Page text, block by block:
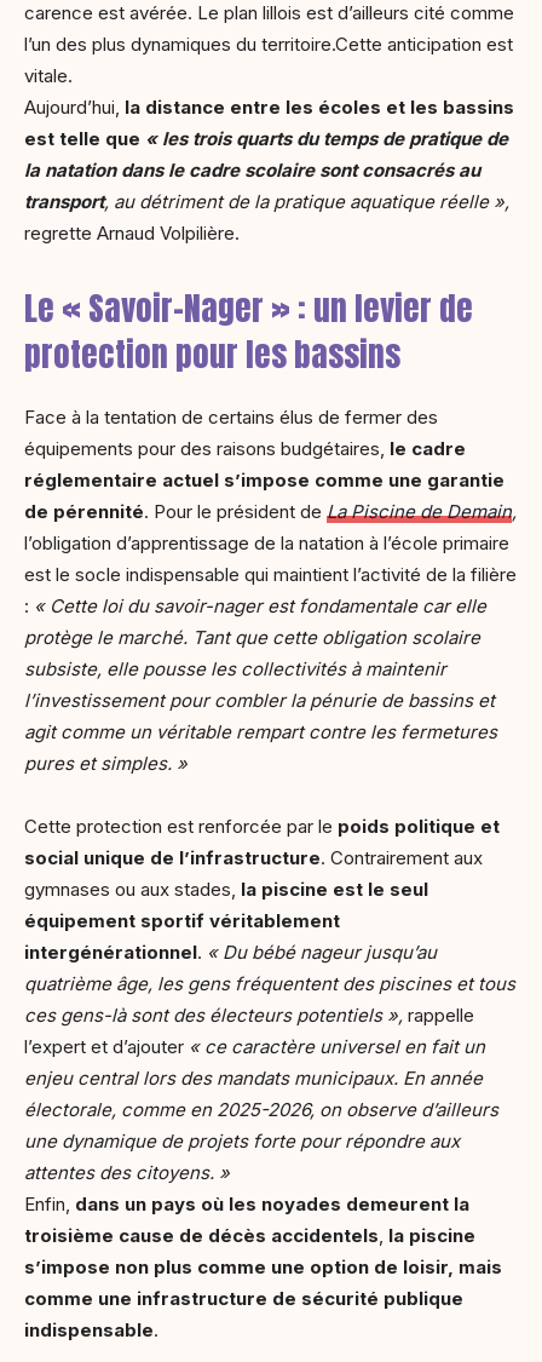
carence est avérée. Le plan lillois est d’ailleurs cité comme
l’un des plus dynamiques du territoire.Cette anticipation est
vitale.
Aujourd’hui, la distance entre les écoles et les bassins
est telle que « les trois quarts du temps de pratique de
la natation dans le cadre scolaire sont consacrés au
transport, au détriment de la pratique aquatique réelle »,
regrette Arnaud Volpilière.
Le « Savoir-Nager » : un levier de
protection pour les bassins
Face à la tentation de certains élus de fermer des
équipements pour des raisons budgétaires, le cadre
réglementaire actuel s’impose comme une garantie
de pérennité. Pour le président de La Piscine de Demain,
l’obligation d’apprentissage de la natation à l’école primaire
est le socle indispensable qui maintient l’activité de la filière
: « Cette loi du savoir-nager est fondamentale car elle
protège le marché. Tant que cette obligation scolaire
subsiste, elle pousse les collectivités à maintenir
l’investissement pour combler la pénurie de bassins et
agit comme un véritable rempart contre les fermetures
pures et simples. »
Cette protection est renforcée par le poids politique et
social unique de l’infrastructure. Contrairement aux
gymnases ou aux stades, la piscine est le seul
équipement sportif véritablement
intergénérationnel. « Du bébé nageur jusqu’au
quatrième âge, les gens fréquentent des piscines et tous
ces gens-là sont des électeurs potentiels », rappelle
l’expert et d’ajouter « ce caractère universel en fait un
enjeu central lors des mandats municipaux. En année
électorale, comme en 2025-2026, on observe d’ailleurs
une dynamique de projets forte pour répondre aux
attentes des citoyens. »
Enfin, dans un pays où les noyades demeurent la
troisième cause de décès accidentels, la piscine
s’impose non plus comme une option de loisir, mais
comme une infrastructure de sécurité publique
indispensable.